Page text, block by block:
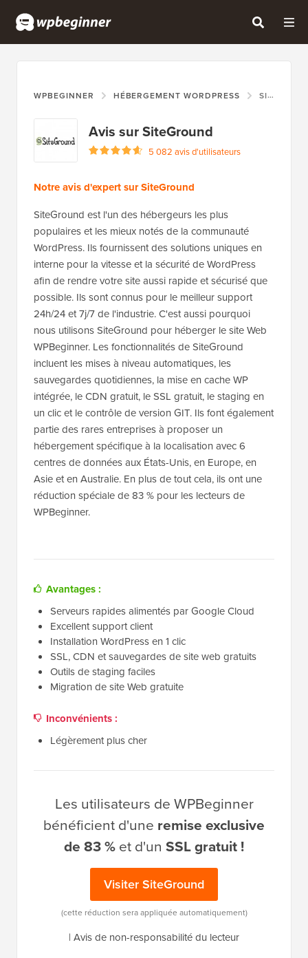
WPBEGINNER HÉBERGEMENT WORDPRESS SITEGROUND
Avis sur SiteGround
5 082 avis d'utilisateurs
Notre avis d'expert sur SiteGround
SiteGround est l'un des hébergeurs les plus
populaires et les mieux notés de la communauté
WordPress. Ils fournissent des solutions uniques en
interne pour la vitesse et la sécurité de WordPress
afin de rendre votre site aussi rapide et sécurisé que
possible. Ils sont connus pour le meilleur support
24h/24 et 7j/7 de l'industrie. C'est aussi pourquoi
nous utilisons SiteGround pour héberger le site Web
WPBeginner. Les fonctionnalités de SiteGround
incluent les mises à niveau automatiques, les
sauvegardes quotidiennes, la mise en cache WP
intégrée, le CDN gratuit, le SSL gratuit, le staging en
un clic et le contrôle de version GIT. Ils font également
partie des rares entreprises à proposer un
hébergement spécifique à la localisation avec 6
centres de données aux États-Unis, en Europe, en
Asie et en Australie. En plus de tout cela, ils ont une
réduction spéciale de 83 % pour les lecteurs de
WPBeginner.
Avantages :
Serveurs rapides alimentés par Google Cloud
Excellent support client
Installation WordPress en 1 clic
SSL, CDN et sauvegardes de site web gratuits
Outils de staging faciles
Migration de site Web gratuite
Inconvénients :
Légèrement plus cher
Les utilisateurs de WPBeginner
bénéficient d'une remise exclusive
de 83 % et d'un SSL gratuit !
Visiter SiteGround
(cette réduction sera appliquée automatiquement)
| Avis de non-responsabilité du lecteur